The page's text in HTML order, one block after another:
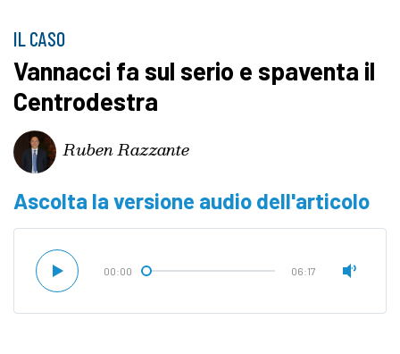
IL CASO
Vannacci fa sul serio e spaventa il
Centrodestra
Ruben Razzante
Ascolta la versione audio dell'articolo
00:00 06:17